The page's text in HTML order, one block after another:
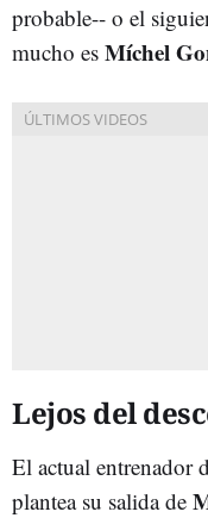
probable-- o el
mucho es Míchel
Lejos del
El actual entrenador
plantea su salida de